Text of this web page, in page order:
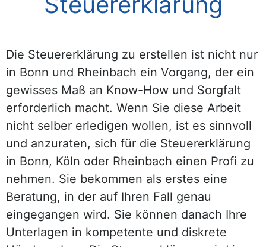
Die Steuererklärung zu erstellen ist nicht nur
in Bonn und Rheinbach ein Vorgang, der ein
gewisses Maß an Know-How und Sorgfalt
erforderlich macht. Wenn Sie diese Arbeit
nicht selber erledigen wollen, ist es sinnvoll
und anzuraten, sich für die Steuererklärung
in Bonn, Köln oder Rheinbach einen Profi zu
nehmen. Sie bekommen als erstes eine
Beratung, in der auf Ihren Fall genau
eingegangen wird. Sie können danach Ihre
Unterlagen in kompetente und diskrete